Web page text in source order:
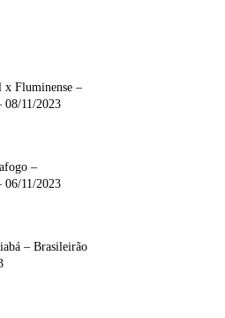
x Fluminense –
08/11/2023
–
06/11/2023
– Brasileirão